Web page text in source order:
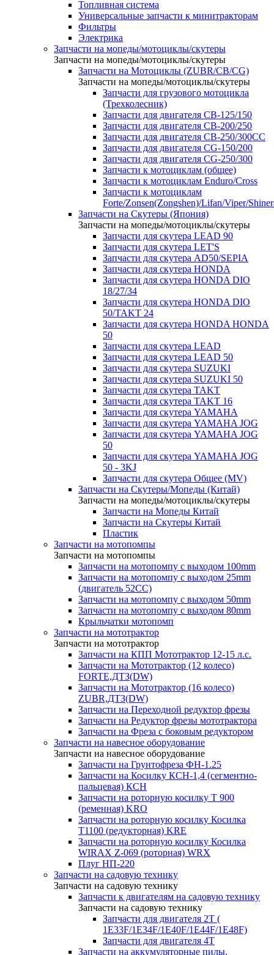
Топливная система
Универсальные запчасти к минитракторам
Фильтры
Электрика
Запчасти на мопеды/мотоциклы/скутеры
Запчасти на мопеды/мотоциклы/скутеры
Запчасти на Мотоциклы (ZUBR/CB/CG)
Запчасти на мопеды/мотоциклы/скутеры
Запчасти для грузового мотоцикла
(Трехколесник)
Запчасти для двигателя CB-125/150
Запчасти для двигателя CB-200/250
Запчасти для двигателя CB-250/300СС
Запчасти для двигателя CG-150/200
Запчасти для двигателя CG-250/300
Запчасти к мотоциклам (общее)
Запчасти к мотоциклам Enduro/Cross
Запчасти к мотоциклам
Forte/Zonsen(Zongshen)/Lifan/Viper/
Запчасти на Скутеры (Япония)
Запчасти на мопеды/мотоциклы/скутеры
Запчасти для скутера LEAD 90
Запчасти для скутера LET'S
Запчасти для скутера AD50/SEPIA
Запчасти для скутера HONDA
Запчасти для скутера HONDA DIO
18/27/34
Запчасти для скутера HONDA DIO
50/TAKT 24
Запчасти для скутера HONDA HONDA
50
Запчасти для скутера LEAD
Запчасти для скутера LEAD 50
Запчасти для скутера SUZUKI
Запчасти для скутера SUZUKI 50
Запчасти для скутера TAKT
Запчасти для скутера TAKT 16
Запчасти для скутера YAMAHA
Запчасти для скутера YAMAHA JOG
Запчасти для скутера YAMAHA JOG
50
Запчасти для скутера YAMAHA JOG
50 - 3KJ
Запчасти для скутера Общее (MV)
Запчасти на Скутеры/Мопеды (Китай)
Запчасти на мопеды/мотоциклы/скутеры
Запчасти на Мопеды Китай
Запчасти на Скутеры Китай
Пластик
Запчасти на мотопомпы
Запчасти на мотопомпы
Запчасти на мотопомпу с выходом 100mm
Запчасти на мотопомпу с выходом 25mm
(двигатель 52CC)
Запчасти на мотопомпу с выходом 50mm
Запчасти на мотопомпу с выходом 80mm
Крыльчатки мотопомп
Запчасти на мототрактор
Запчасти на мототрактор
Запчасти на КПП Мототрактор 12-15 л.с.
Запчасти на Мототрактор (12 колесо)
FORTE,ДТЗ(DW)
Запчасти на Мототрактор (16 колесо)
ZUBR,ДТЗ(DW)
Запчасти на Переходной редуктор фрезы
Запчасти на Редуктор фрезы мототрактора
Запчасти на Фреза с боковым редуктором
Запчасти на навесное оборудование
Запчасти на навесное оборудование
Запчасти на Грунтофреза ФН-1.25
Запчасти на Косилку КСН-1,4 (сегментно-
пальцевая) КСН
Запчасти на роторную косилку T 900
(ременная) KRO
Запчасти на роторную косилку Косилка
T1100 (редукторная) KRE
Запчасти на роторную косилку Косилка
WIRAX Z-069 (роторная) WRX
Плуг НП-220
Запчасти на садовую технику
Запчасти на садовую технику
Запчасти к двигателям на садовую технику
Запчасти на садовую технику
Запчасти для двигателя 2Т (
1Е33F/1E34F/1Е40F/1E44F/1Е48F)
Запчасти для двигателя 4Т
Запчасти на аккумуляторные пилы,